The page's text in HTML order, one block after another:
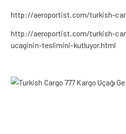
http://aeroportist.com/turkish-
http://aeroportist.com/turkish-
ucaginin-teslimini-kutluyor.html